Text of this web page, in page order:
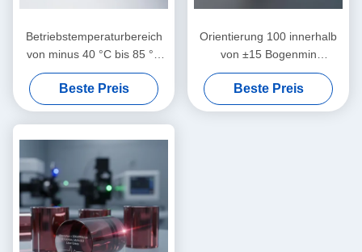
Betriebstemperaturbereich
von minus 40 °C bis 85 °C
magnetisch optische Kristalle
individuell angepasste
typische Größen in mm-
Skala für Präzisionsgeräte
Beste Preis
Orientierung 100 innerhalb
von ±15 Bogenmin
Anpassbare
Magnetooptische Kristalle
Typische Größen 8mm X
Beste Preis